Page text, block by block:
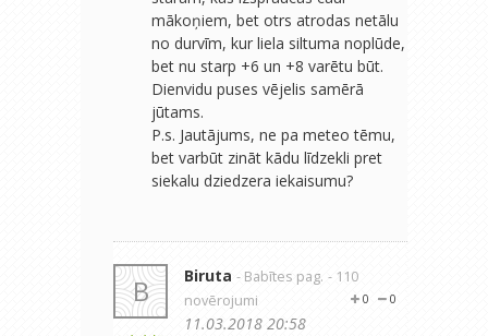
mākoņiem, bet otrs atrodas netālu
no durvīm, kur liela siltuma noplūde,
bet nu starp +6 un +8 varētu būt.
Dienvidu puses vējelis samērā
jūtams.
P.s. Jautājums, ne pa meteo tēmu,
bet varbūt zināt kādu līdzekli pret
siekalu dziedzera iekaisumu?
B Biruta - Babītes pag. - 110
novērojumi
0
0
11.03.2018 20:58